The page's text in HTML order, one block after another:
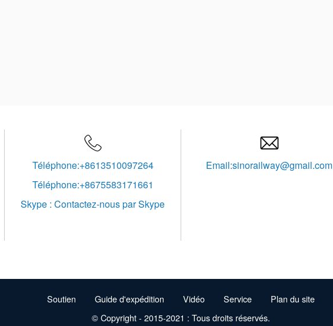

Téléphone:+8613510097264
Téléphone:+8675583171661
Skype : Contactez-nous par Skype

Email:sinorailway@gmail.com
Soutien Guide d'expédition Vidéo Service
Plan du site
© Copyright - 2015-2021 : Tous droits réservés.